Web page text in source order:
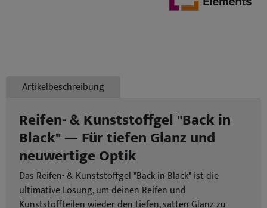
Artikelbeschreibung
Reifen- & Kunststoffgel "Back in
Black" — Für tiefen Glanz und
neuwertige Optik
Das Reifen- & Kunststoffgel "Back in Black" ist die
ultimative Lösung, um deinen Reifen und
Kunststoffteilen wieder den tiefen, satten Glanz zu